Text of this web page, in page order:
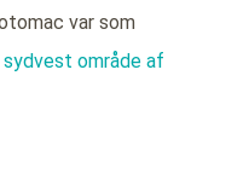
var som
område af